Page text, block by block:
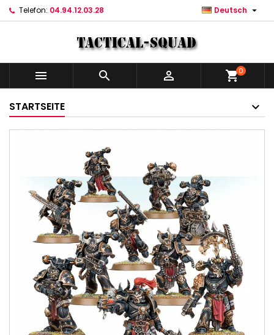
Telefon: 04.94.12.03.28 Deutsch 
   shopping_cart0
STARTSEITE